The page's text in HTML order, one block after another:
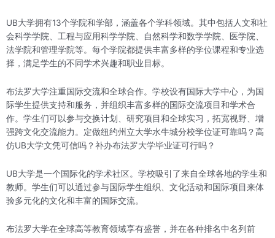
UB大学拥有13个学院和学部，涵盖各个学科领域。其中包括人文和社
会科学学院、工程与应用科学学院、自然科学和数学学院、医学院、
法学院和管理学院等。每个学院都提供丰富多样的学位课程和专业选
择，满足学生的不同学术兴趣和职业目标。
布法罗大学注重国际交流和全球合作。学校设有国际大学中心，为国
际学生提供支持和服务，并组织丰富多样的国际交流项目和学术合
作。学生们可以参与交换计划、研究项目和全球实习，拓宽视野、增
强跨文化交流能力。定做纽约州立大学水牛城分校学位证可靠吗？高
仿UB大学文凭可信吗？补办布法罗大学毕业证可行吗？
UB大学是一个国际化的学术社区。学校吸引了来自全球各地的学生和
教师。学生们可以通过参与国际学生组织、文化活动和国际项目来体
验多元化的文化和丰富的国际交流。
布法罗大学在全球高等教育领域享有盛誉，并在各种排名中名列前